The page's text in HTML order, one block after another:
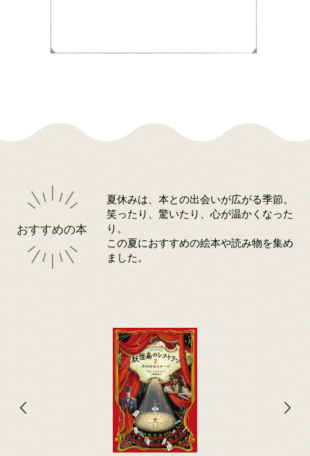
おすすめの本
夏休みは、本との出会いが広がる季節。
笑ったり、驚いたり、心が温かくなった
り。
この夏におすすめの絵本や読み物を集め
ました。